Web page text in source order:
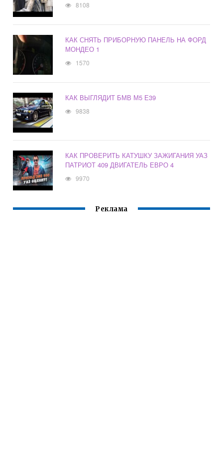
8108
КАК СНЯТЬ ПРИБОРНУЮ ПАНЕЛЬ НА ФОРД
МОНДЕО 1
1570
КАК ВЫГЛЯДИТ БМВ М5 Е39
9838
КАК ПРОВЕРИТЬ КАТУШКУ ЗАЖИГАНИЯ УАЗ
ПАТРИОТ 409 ДВИГАТЕЛЬ ЕВРО 4
9970
Реклама